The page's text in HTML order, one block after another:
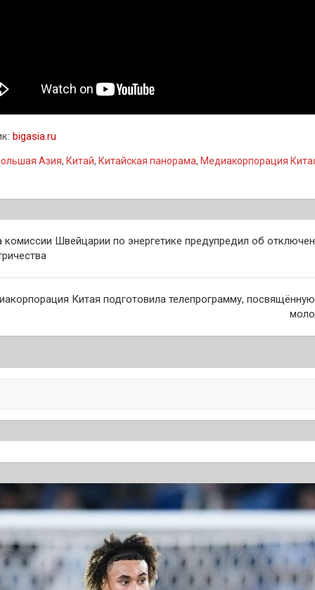
bigasia.ru
Азия, Китай, Китайская панорама, Медиакорпорация
комиссии Швейцарии по энергетике предупредил об
Китая подготовила телепрограмму,